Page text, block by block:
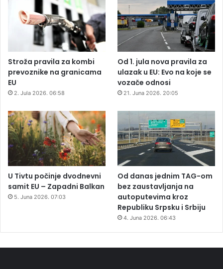
Stroža pravila za kombi
prevoznike na granicama
EU
2. Jula 2026. 06:58
Od 1. jula nova pravila za
ulazak u EU: Evo na koje se
vozače odnosi
21. Juna 2026. 20:05
U Tivtu počinje dvodnevni
samit EU – Zapadni Balkan
5. Juna 2026. 07:03
Od danas jednim TAG-om
bez zaustavljanja na
autoputevima kroz
Republiku Srpsku i Srbiju
4. Juna 2026. 06:43